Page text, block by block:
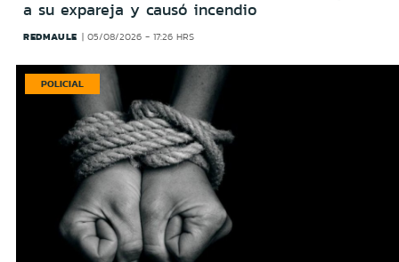
a su expareja y causó incendio
REDMAULE 05/08/2026 - 17:26 HRS
POLICIAL